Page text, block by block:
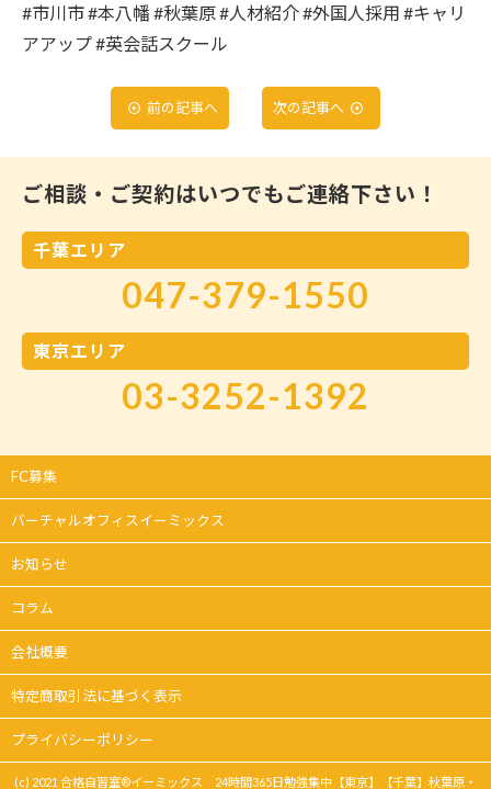
#市川市 #本八幡 #秋葉原 #人材紹介 #外国人採用 #キャリ
アアップ #英会話スクール
前の記事へ 次の記事へ
ご相談・ご契約はいつでもご連絡下さい！
千葉エリア
047-379-1550
東京エリア
03-3252-1392
FC募集
バーチャルオフィスイーミックス
お知らせ
コラム
会社概要
特定商取引法に基づく表示
プライバシーポリシー
(c) 2021 合格自習室®イーミックス 24時間365日勉強集中【東京】【千葉】秋葉原・